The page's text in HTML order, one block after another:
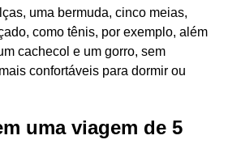
uma bermuda, cinco meias,
como tênis, por exemplo, além
cachecol e um gorro, sem
confortáveis para dormir ou
uma viagem de 5